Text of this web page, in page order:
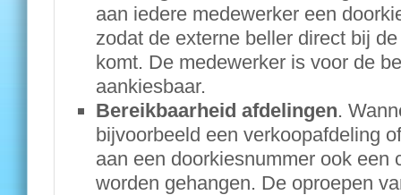
aan iedere medewerker een
zodat de externe beller direct bij
komt. De medewerker is voor de
aankiesbaar.
Bereikbaarheid afdelingen.
bijvoorbeeld een verkoopafdeling
aan een doorkiesnummer ook een
worden gehangen. De oproepen